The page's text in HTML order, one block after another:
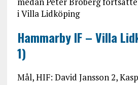
i Villa Lidköping
Hammarby IF – Villa
1)
Mål, HIF: David Jansson 2,